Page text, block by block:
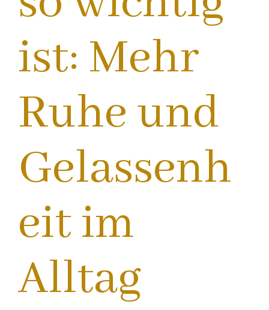
ist: Mehr
Ruhe und
Gelassenh
eit im
Alltag